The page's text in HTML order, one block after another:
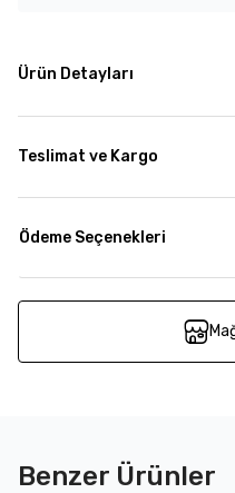
Ürün Detayları
Teslimat ve Kargo
Ödeme Seçenekleri
Benzer Ürünler